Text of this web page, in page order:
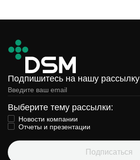
Подпишитесь на нашу рассылку
Выберите тему рассылки:
Новости компании
Отчеты и презентации
Подписаться